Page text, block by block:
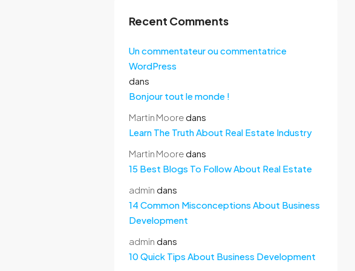
Recent Comments
Un commentateur ou commentatrice
WordPress
dans
Bonjour tout le monde !
Martin Mooredans
Learn The Truth About Real Estate Industry
Martin Mooredans
15 Best Blogs To Follow About Real Estate
admin dans
14 Common Misconceptions About Business
Development
admin dans
10 Quick Tips About Business Development